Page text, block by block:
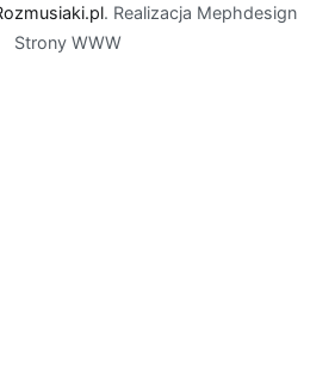
. Realizacja Mephdesign
Strony WWW